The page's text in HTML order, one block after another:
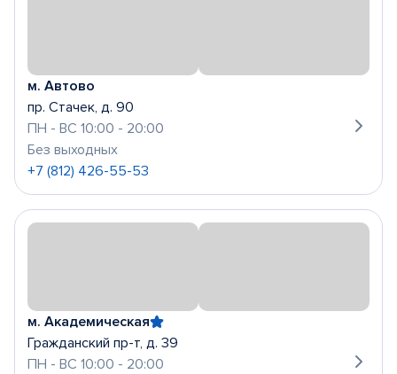
м. Автово
пр. Стачек, д. 90
ПН - ВС 10:00 - 20:00
Без выходных
+7 (812) 426-55-53
м. Академическая
Гражданский пр-т, д. 39
ПН - ВС 10:00 - 20:00